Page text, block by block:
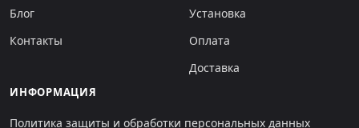
Блог
Контакты
Установка
Оплата
Доставка
ИНФОРМАЦИЯ
Политика защиты и обработки персональных данных